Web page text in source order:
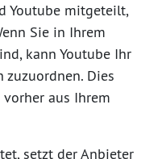
Youtube mitgeteilt,
Sie in Ihrem
kann Youtube Ihr
Dies
aus Ihrem
setzt der Anbieter